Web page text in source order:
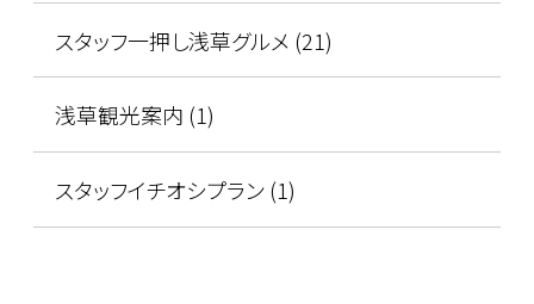
スタッフ一押し浅草グルメ (21)
浅草観光案内 (1)
スタッフイチオシプラン (1)